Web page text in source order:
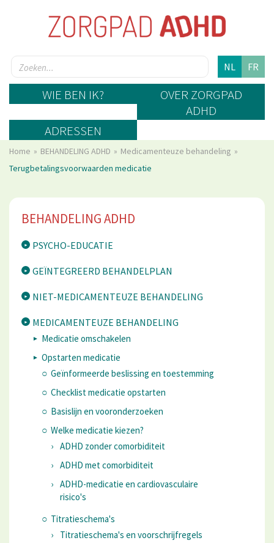
NL FR
WIE BEN IK?
OVER ZORGPAD
ADHD
ADRESSEN
Home BEHANDELING ADHD
Medicamenteuze behandeling
Terugbetalingsvoorwaarden medicatie
BEHANDELING ADHD
PSYCHO-EDUCATIE
GEÏNTEGREERD BEHANDELPLAN
NIET-MEDICAMENTEUZE BEHANDELING
MEDICAMENTEUZE BEHANDELING
Medicatie omschakelen
Opstarten medicatie
Geïnformeerde beslissing en toestemming
Checklist medicatie opstarten
Basislijn en vooronderzoeken
Welke medicatie kiezen?
ADHD zonder comorbiditeit
ADHD met comorbiditeit
ADHD-medicatie en cardiovasculaire
risico's
Titratieschema's
Titratieschema's en voorschrijfregels